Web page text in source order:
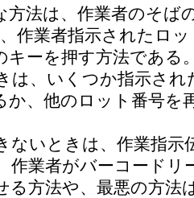
法は、作業者のそば
作業者指示されたロ
キーを押す方法である
は、いくつか指示さ
か、他のロット番号
いときは、作業指示
作業者がバーコード
る方法や、最悪の方法